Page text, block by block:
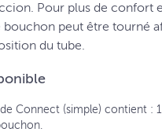
Pour plus de confort
bouchon peut être tourné
du tube.
Connect (simple) contient :